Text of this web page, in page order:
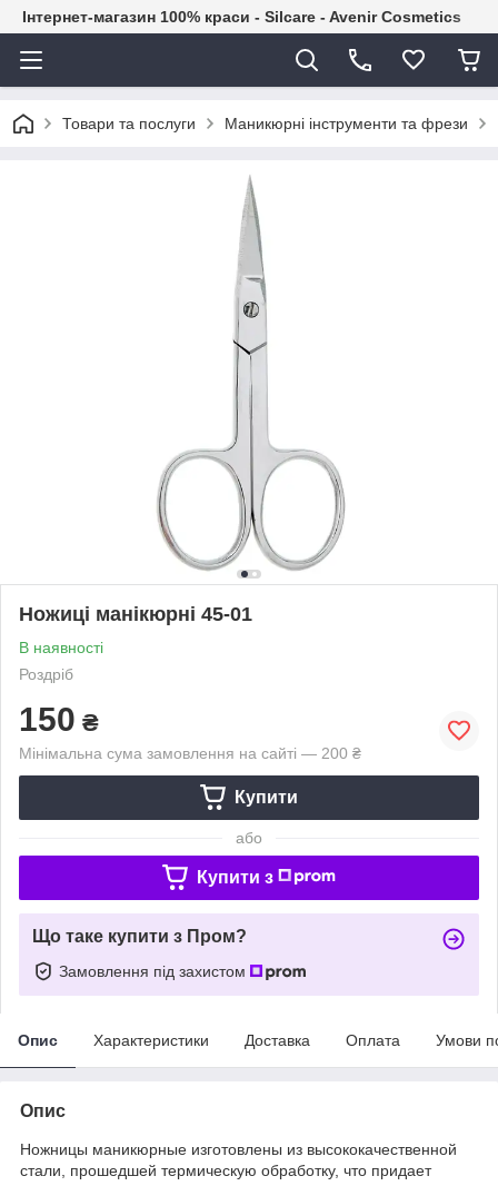
Інтернет-магазин 100% краси - Silcare - Avenir Cosmetics
Товари та послуги Маникюрні інструменти та фрези
Ножиці манікюрні 45-01
В наявності
Роздріб
150 ₴
Мінімальна сума замовлення на сайті — 200 ₴
Купити
або
Купити з
Що таке купити з Пром?
Замовлення під захистом
Опис Характеристики Доставка Оплата Умови
Опис
Ножницы маникюрные изготовлены из высококачественной
стали, прошедшей термическую обработку, что придает